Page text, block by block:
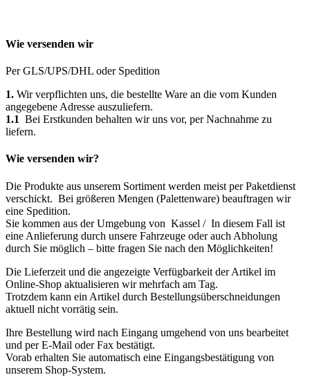
Wie versenden wir
Per GLS/UPS/DHL oder Spedition
1. Wir verpflichten uns, die bestellte Ware an die vom Kunden
angegebene Adresse auszuliefern.
1.1 Bei Erstkunden behalten wir uns vor, per Nachnahme zu
liefern.
Wie versenden wir?
Die Produkte aus unserem Sortiment werden meist per Paketdienst
verschickt. Bei größeren Mengen (Palettenware) beauftragen wir
eine Spedition.
Sie kommen aus der Umgebung von Kassel / In diesem Fall ist
eine Anlieferung durch unsere Fahrzeuge oder auch Abholung
durch Sie möglich – bitte fragen Sie nach den Möglichkeiten!
Die Lieferzeit und die angezeigte Verfügbarkeit der Artikel im
Online-Shop aktualisieren wir mehrfach am Tag.
Trotzdem kann ein Artikel durch Bestellungsüberschneidungen
aktuell nicht vorrätig sein.
Ihre Bestellung wird nach Eingang umgehend von uns bearbeitet
und per E-Mail oder Fax bestätigt.
Vorab erhalten Sie automatisch eine Eingangsbestätigung von
unserem Shop-System.